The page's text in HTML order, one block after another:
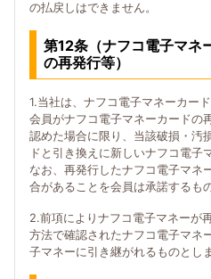
の払戻しはできません。
第12条（ナフコ電子マネ
の再発行等）
1.当社は、ナフコ電子マネーカー
会員がナフコ電子マネーカードの
認めた場合に限り、当該破損・汚
ドと引き換えに新しいナフコ電子
なお、再発行したナフコ電子マネ
合があることを会員は承諾するも
2.前項によりナフコ電子マネーが
方法で確認されたナフコ電子マネ
子マネーに引き継がれるものとしま